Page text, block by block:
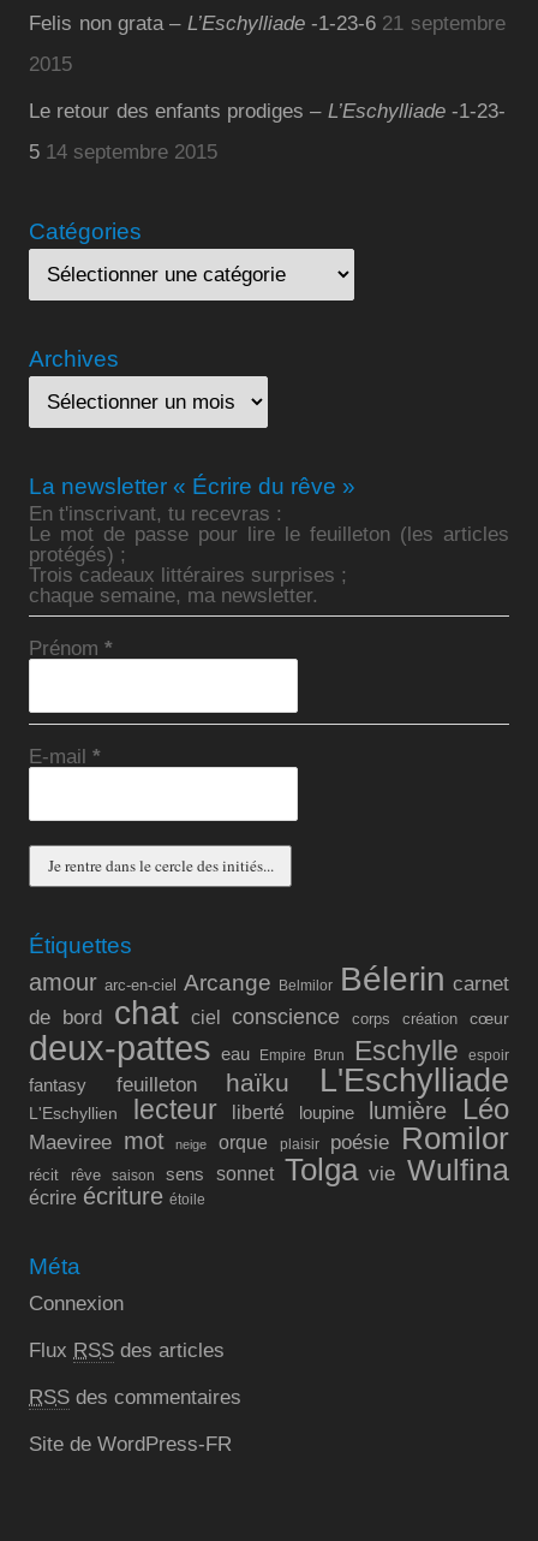
Felis non grata – L’Eschylliade-1-23-6 21 septembre
2015
Le retour des enfants prodiges – L’Eschylliade-1-23-
5 14 septembre 2015
Catégories
Archives
La newsletter « Écrire du rêve »
En t'inscrivant, tu recevras :
Le mot de passe pour lire le feuilleton (les articles
protégés) ;
Trois cadeaux littéraires surprises ;
chaque semaine, ma newsletter.
Prénom*
E-mail*
Étiquettes
amour arc-en-ciel Arcange Belmilor Bélerin carnet
de bord chat ciel conscience corps création cœur
deux-pattes eau Empire Brun Eschylle espoir
fantasy feuilleton haïku L'Eschylliade
L'Eschyllien lecteur liberté loupine lumière Léo
Maeviree mot neige orque plaisir poésie Romilor
récit rêve saison sens sonnet Tolga vie Wulfina
écrire écriture étoile
Méta
Connexion
Flux RSS des articles
RSS des commentaires
Site de WordPress-FR